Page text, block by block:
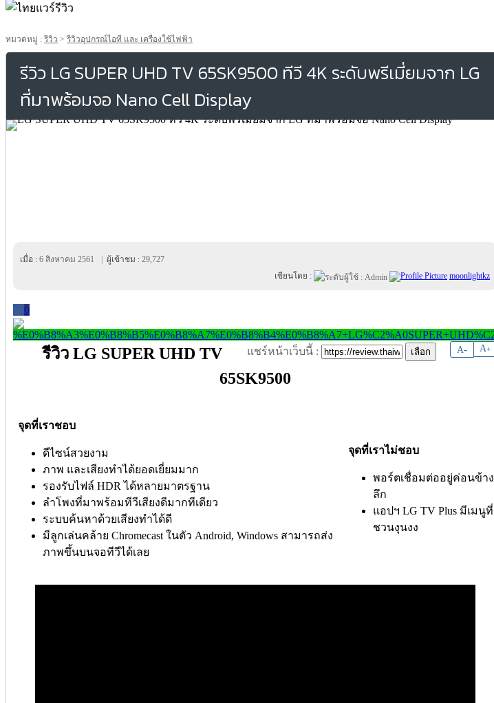
หมวดหมู่ :รีวิว >รีวิวอุปกรณ์ไอที และ เครื่องใช้ไฟฟ้า
รีวิว LG SUPER UHD TV 65SK9500 ทีวี 4K ระดับพรีเมี่ยมจาก LG
ที่มาพร้อมจอ Nano Cell Display
เมื่อ : 6 สิงหาคม 2561 ผู้เข้าชม : 29,727
เขียนโดย :
moonlightkz
0
A- A+
แชร์หน้าเว็บนี้ :
รีวิว LG SUPER UHD TV
65SK9500
จุดที่เราชอบ
ดีไซน์สวยงาม
ภาพ และเสียงทำได้ยอดเยี่ยมมาก
รองรับไฟล์ HDR ได้หลายมาตรฐาน
ลำโพงที่มาพร้อมทีวีเสียงดีมากทีเดียว
ระบบค้นหาด้วยเสียงทำได้ดี
มีลูกเล่นคล้าย Chromecast ในตัว Android, Windows สามารถส่ง
ภาพขึ้นบนจอทีวีได้เลย
จุดที่เราไม่ชอบ
พอร์ตเชื่อมต่ออยู่ค่อนข้าง
ลึก
แอปฯ LG TV Plus มีเมนูที่
ชวนงุนงง